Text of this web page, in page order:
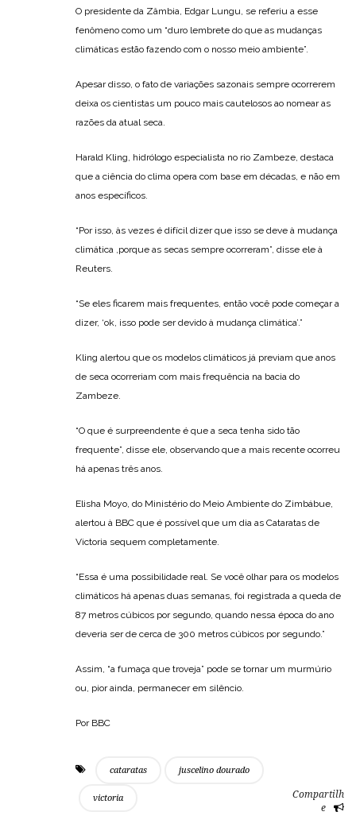
O presidente da Zâmbia, Edgar Lungu, se referiu a esse
fenômeno como um “duro lembrete do que as mudanças
climáticas estão fazendo com o nosso meio ambiente”.
Apesar disso, o fato de variações sazonais sempre ocorrerem
deixa os cientistas um pouco mais cautelosos ao nomear as
razões da atual seca.
Harald Kling, hidrólogo especialista no rio Zambeze, destaca
que a ciência do clima opera com base em décadas, e não em
anos específicos.
“Por isso, às vezes é difícil dizer que isso se deve à mudança
climática ,porque as secas sempre ocorreram”, disse ele à
Reuters.
“Se eles ficarem mais frequentes, então você pode começar a
dizer, ‘ok, isso pode ser devido à mudança climática’.”
Kling alertou que os modelos climáticos já previam que anos
de seca ocorreriam com mais frequência na bacia do
Zambeze.
“O que é surpreendente é que a seca tenha sido tão
frequente”, disse ele, observando que a mais recente ocorreu
há apenas três anos.
Elisha Moyo, do Ministério do Meio Ambiente do Zimbábue,
alertou à BBC que é possível que um dia as Cataratas de
Victoria sequem completamente.
“Essa é uma possibilidade real. Se você olhar para os modelos
climáticos há apenas duas semanas, foi registrada a queda de
87 metros cúbicos por segundo, quando nessa época do ano
deveria ser de cerca de 300 metros cúbicos por segundo.”
Assim, “a fumaça que troveja” pode se tornar um murmúrio
ou, pior ainda, permanecer em silêncio.
Por BBC
cataratas juscelino dourado
victoria
Compartilh
e